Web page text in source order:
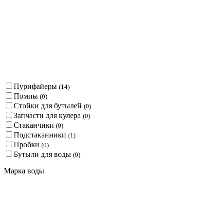
Пурифайеры (14)
Помпы (0)
Стойки для бутылей (0)
Запчасти для кулера (0)
Стаканчики (0)
Подстаканники (1 )
Пробки (0)
Бутыли для воды (0)
Марка воды